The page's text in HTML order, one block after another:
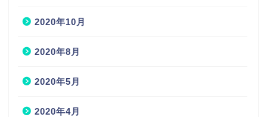
2020年10月
2020年8月
2020年5月
2020年4月